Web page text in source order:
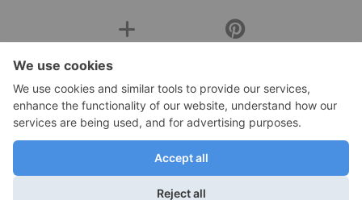
IMPRESSUM
Impressum
Datenschutzerklärung